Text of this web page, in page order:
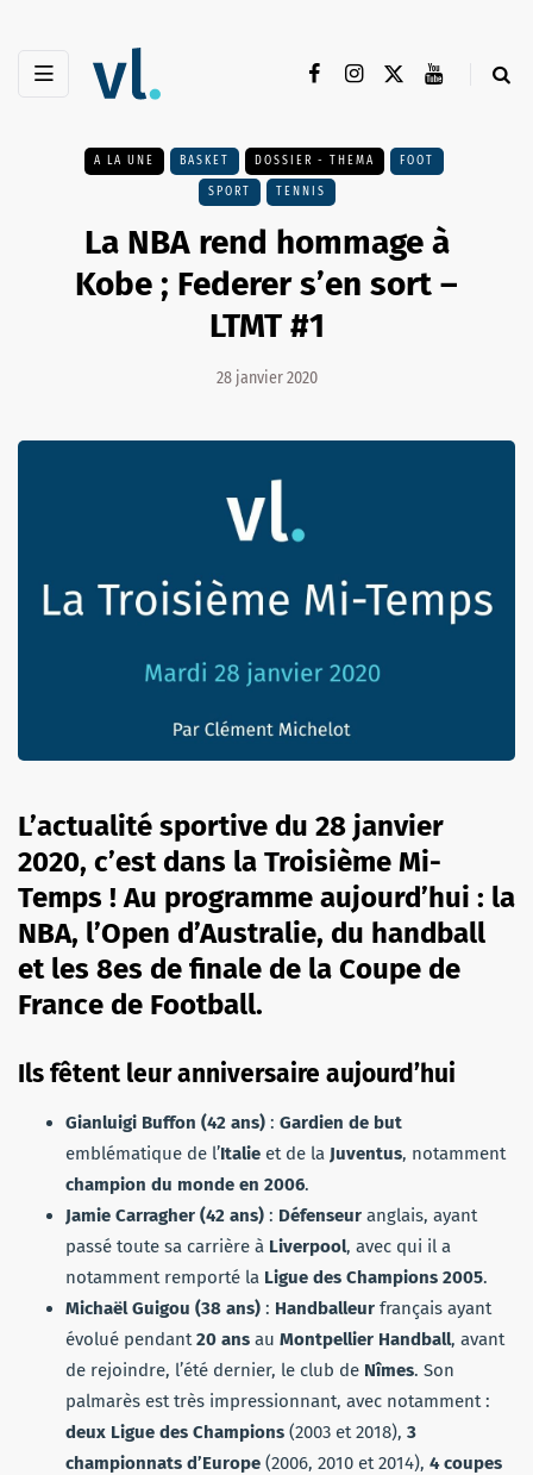
A LA UNE BASKET DOSSIER - THEMA FOOT
SPORT TENNIS
La NBA rend hommage à
Kobe ; Federer s’en sort –
LTMT #1
28 janvier 2020
L’actualité sportive du 28 janvier
2020, c’est dans la Troisième Mi-
Temps ! Au programme aujourd’hui : la
NBA, l’Open d’Australie, du handball
et les 8es de finale de la Coupe de
France de Football.
Ils fêtent leur anniversaire aujourd’hui
Gianluigi Buffon (42 ans) : Gardien de but
emblématique de l’Italie et de la Juventus, notamment
champion du monde en 2006.
Jamie Carragher (42 ans) : Défenseur anglais, ayant
passé toute sa carrière à Liverpool, avec qui il a
notamment remporté la Ligue des Champions 2005.
Michaël Guigou (38 ans) : Handballeur français ayant
évolué pendant20 ans au Montpellier Handball, avant
de rejoindre, l’été dernier, le club de Nîmes. Son
palmarès est très impressionnant, avec notamment :
deux Ligue des Champions (2003 et 2018), 3
championnats d’Europe (2006, 2010 et 2014), 4 coupes